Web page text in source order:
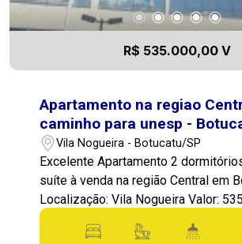
R$ 535.000,00 V
Apartamento na regiao
caminho para unesp -
Vila Nogueira - Botucatu/SP
Excelente Apartamento 2
suíte à venda na região Central em
Localização: Vila Nogueira Valor:
privativa: 63m2 Apresentamos este incrível
Apartamento! Ótima posição! 2